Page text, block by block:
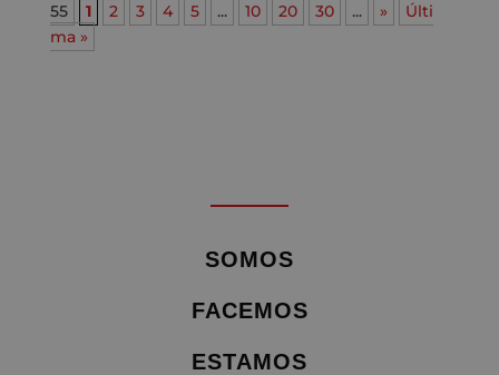
55
1 2 3 4 5 ... 10 20 30 ... »
Últi
ma »
SOMOS
FACEMOS
ESTAMOS